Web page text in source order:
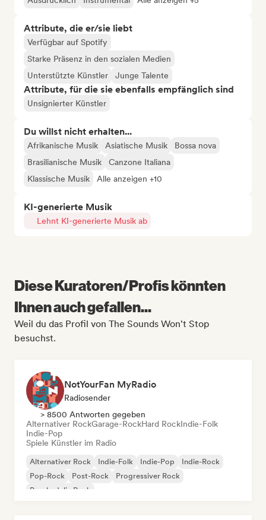
Attribute, die er/sie liebt
Verfügbar auf Spotify
Starke Präsenz in den sozialen Medien
Unterstützte Künstler
Junge Talente
Attribute, für die sie ebenfalls empfänglich sind
Unsignierter Künstler
Du willst nicht erhalten...
Afrikanische Musik Asiatische Musik
Bossa nova
Brasilianische Musik
Canzone Italiana
Klassische Musik
Alle anzeigen +10
KI-generierte Musik
Lehnt KI-generierte Musik ab
Diese Kuratoren/Profis könnten
Ihnen auch gefallen...
Weil du das Profil von The Sounds Won't Stop
besuchst.
NotYourFan MyRadio
Radiosender
> 8500 Antworten gegeben
Alternativer RockGarage-RockHard RockIndie-Folk
Indie-Pop
Spiele Künstler im Radio
Alternativer Rock Indie-Folk Indie-Pop
Indie-Rock
Pop-Rock
Post-Rock
Progressiver Rock
Psychedelic Rock